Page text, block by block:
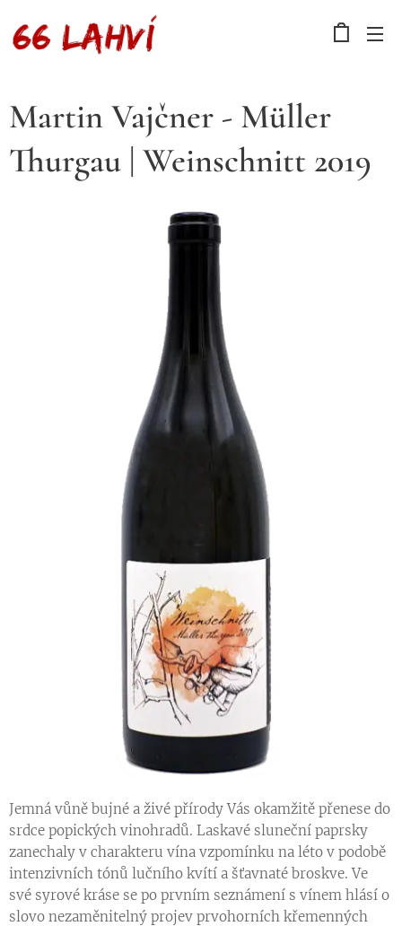
Martin Vajčner - Müller
Thurgau | Weinschnitt 2019
Jemná vůně bujné a živé přírody Vás okamžitě přenese do
srdce popických vinohradů. Laskavé sluneční paprsky
zanechaly v charakteru vína vzpomínku na léto v podobě
intenzivních tónů lučního kvítí a šťavnaté broskve. Ve
své syrové kráse se po prvním seznámení s vínem hlásí o
slovo nezaměnitelný projev prvohorních křemenných